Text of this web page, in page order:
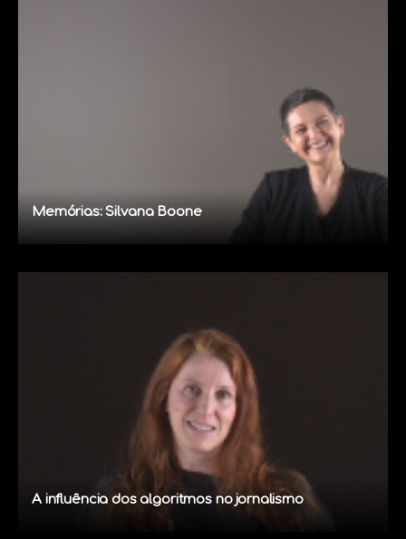
Memórias: Silvana Boone
A influência dos algoritmos no jornalismo